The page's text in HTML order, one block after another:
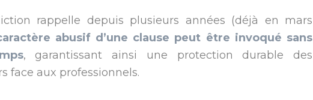
rappelle depuis plusieurs années (déjà en mars
abusif d’une clause peut être invoqué sans
, garantissant ainsi une protection durable des
face aux professionnels.